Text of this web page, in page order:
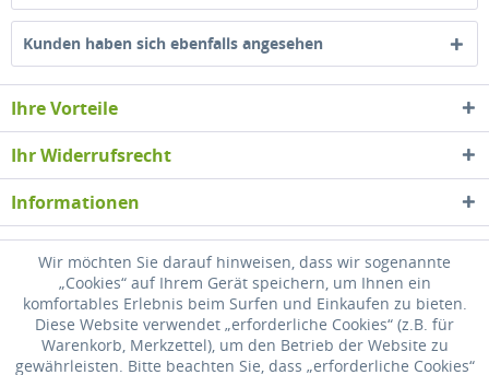
Kunden haben sich ebenfalls angesehen
Ihre Vorteile
Ihr Widerrufsrecht
Informationen
* Alle Preise inkl. gesetzl. Mehrwertsteuer zzgl.Versandkosten, wenn nicht
anders beschrieben
Wir möchten Sie darauf hinweisen, dass wir sogenannte
„Cookies“ auf Ihrem Gerät speichern, um Ihnen ein
komfortables Erlebnis beim Surfen und Einkaufen zu bieten.
Diese Website verwendet „erforderliche Cookies“ (z.B. für
Warenkorb, Merkzettel), um den Betrieb der Website zu
gewährleisten. Bitte beachten Sie, dass „erforderliche Cookies“